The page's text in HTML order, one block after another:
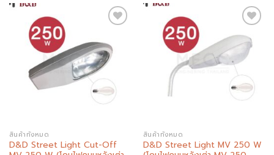
Add to
wishlist
สินค้าทั้งหมด
D&D Street Light Cut-Off
Add to
wishlist
สินค้าทั้งหมด
D&D Street Light MV 250 W